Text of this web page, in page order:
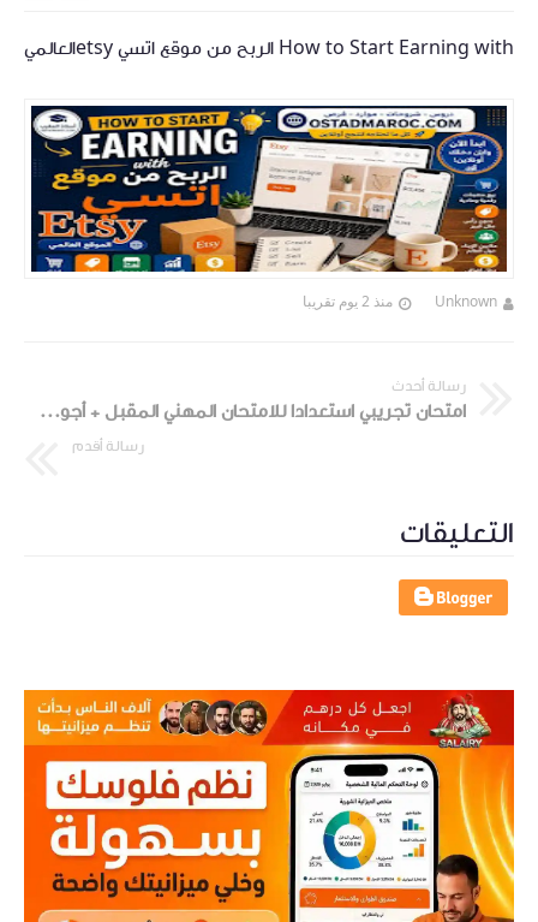
How to Start Earning with الربح من موقع اتسي etsyالعالمي
Unknown منذ 2 يوم تقريبا
رسالة أحدث
امتحان تجريبي استعدادا للامتحان المهني المقبل + أجوبة مقترحة
رسالة أقدم
التعليقات